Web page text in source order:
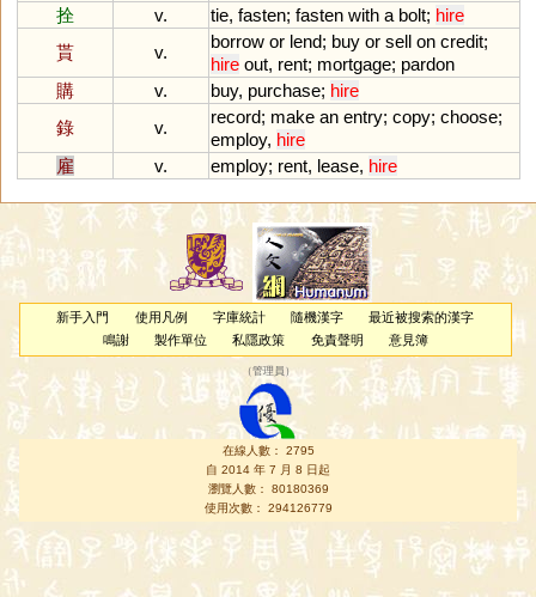
拴
v. tie, fasten; fasten with a bolt; hire
貰
v.
borrow or lend; buy or sell on credit;
hire out, rent; mortgage; pardon
購
v. buy, purchase; hire
錄
v.
record; make an entry; copy; choose;
employ, hire
雇
v. employ; rent, lease, hire
新手入門 使用凡例 字庫統計 隨機漢字
最近被搜索的漢字
鳴謝
製作單位 私隱政策 免責聲明 意見簿
（管理員 ）
在線人數： 2795
自 2014 年 7 月 8 日起
瀏覽人數： 80180369
使用次數： 294126779